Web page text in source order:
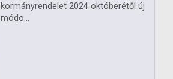
kormányrendelet 2024 októberétől új
módo...